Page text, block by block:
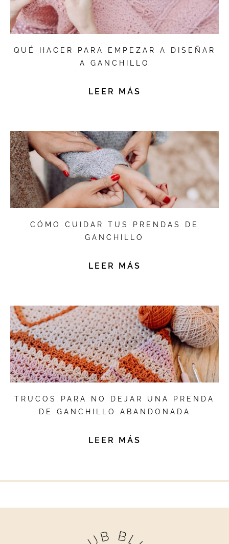
QUÉ HACER PARA EMPEZAR A DISEÑAR
A GANCHILLO
LEER MÁS
CÓMO CUIDAR TUS PRENDAS DE
GANCHILLO
LEER MÁS
TRUCOS PARA NO DEJAR UNA PRENDA
DE GANCHILLO ABANDONADA
LEER MÁS